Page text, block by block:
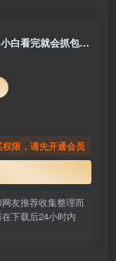
python爬虫之App数据包抓取实战教程 小白看完就会抓包系列教程
限，请先开通会员
友推荐收集整理而
下载后24小时内